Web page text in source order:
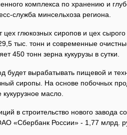
комплекса по хранению и
служба минсельхоза региона.
цех глюкозных сиропов и цех
тыс. тонн и современные
450 тонн зерна кукурузы в сутки.
будет вырабатывать пищевой и
сиропы. На основе побочных
масло.
в строительство нового завода
«Сбербанк России» - 1,77 млрд.